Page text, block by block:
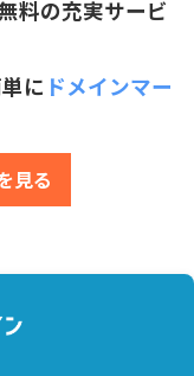
料の充実サービ
に ドメインマー
見る